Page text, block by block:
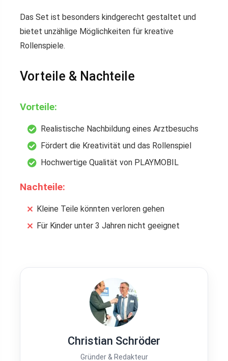
Das Set ist besonders kindgerecht gestaltet und
bietet unzählige Möglichkeiten für kreative
Rollenspiele.
Vorteile & Nachteile
Vorteile:
Realistische Nachbildung eines Arztbesuchs
Fördert die Kreativität und das Rollenspiel
Hochwertige Qualität von PLAYMOBIL
Nachteile:
Kleine Teile könnten verloren gehen
Für Kinder unter 3 Jahren nicht geeignet
Christian Schröder
Gründer & Redakteur